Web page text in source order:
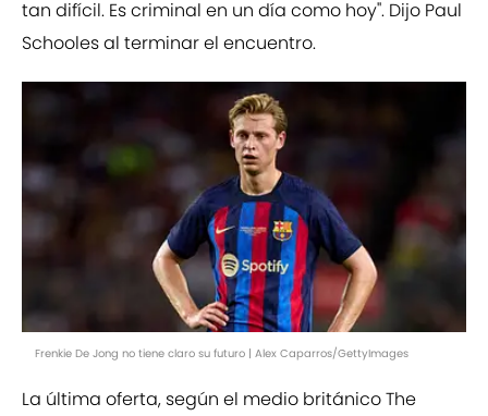
tan difícil. Es criminal en un día como hoy''. Dijo Paul
Schooles al terminar el encuentro.
Frenkie De Jong no tiene claro su futuro | Alex Caparros/GettyImages
La última oferta, según el medio británico The